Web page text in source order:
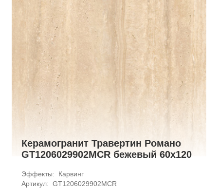
Керамогранит Травертин Романо
GT1206029902MCR бежевый 60x120
Эффекты:
Карвинг
Артикул: GT1206029902MCR